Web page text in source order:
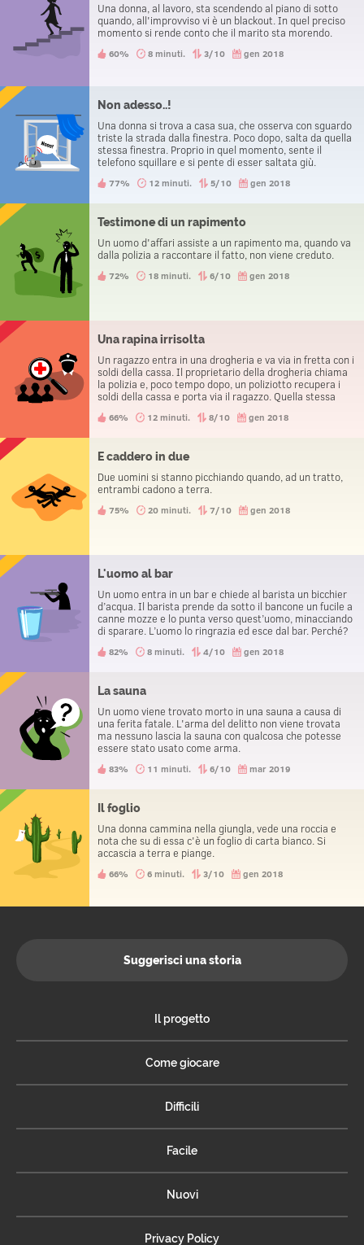
Una donna, al lavoro, sta scendendo al piano di sotto
quando, all'improvviso vi è un blackout. In quel preciso
momento si rende conto che il marito sta morendo.
60% 8 minuti. 3/10 gen 2018
Non adesso..!
Una donna si trova a casa sua, che osserva con sguardo
triste la strada dalla finestra. Poco dopo, salta da quella
stessa finestra. Proprio in quel momento, sente il
telefono squillare e si pente di esser saltata giù.
77% 12 minuti. 5/10 gen 2018
Testimone di un rapimento
Un uomo d'affari assiste a un rapimento ma, quando va
dalla polizia a raccontare il fatto, non viene creduto.
72% 18 minuti. 6/10 gen 2018
Una rapina irrisolta
Un ragazzo entra in una drogheria e va via in fretta con i
soldi della cassa. Il proprietario della drogheria chiama
la polizia e, poco tempo dopo, un poliziotto recupera i
soldi della cassa e porta via il ragazzo. Quella stessa
polizia per denunciare un furto.
66% 12 minuti. 8/10 gen 2018
E caddero in due
Due uomini si stanno picchiando quando, ad un tratto,
entrambi cadono a terra.
75% 20 minuti. 7/10 gen 2018
L'uomo al bar
Un uomo entra in un bar e chiede al barista un bicchier
d’acqua. Il barista prende da sotto il bancone un fucile a
canne mozze e lo punta verso quest’uomo, minacciando
di sparare. L’uomo lo ringrazia ed esce dal bar. Perché?
82% 8 minuti. 4/10 gen 2018
La sauna
Un uomo viene trovato morto in una sauna a causa di
una ferita fatale. L'arma del delitto non viene trovata
ma nessuno lascia la sauna con qualcosa che potesse
essere stato usato come arma.
83% 11 minuti. 6/10 mar 2019
Il foglio
Una donna cammina nella giungla, vede una roccia e
nota che su di essa c'è un foglio di carta bianco. Si
accascia a terra e piange.
66% 6 minuti. 3/10 gen 2018
Suggerisci una storia
Il progetto
Come giocare
Difficili
Facile
Nuovi
Privacy Policy